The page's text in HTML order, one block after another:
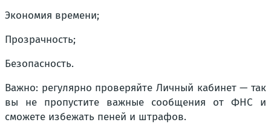
Экономия времени;
Прозрачность;
Безопасность.
Важно: регулярно проверяйте Личный кабинет — так
вы не пропустите важные сообщения от ФНС и
сможете избежать пеней и штрафов.